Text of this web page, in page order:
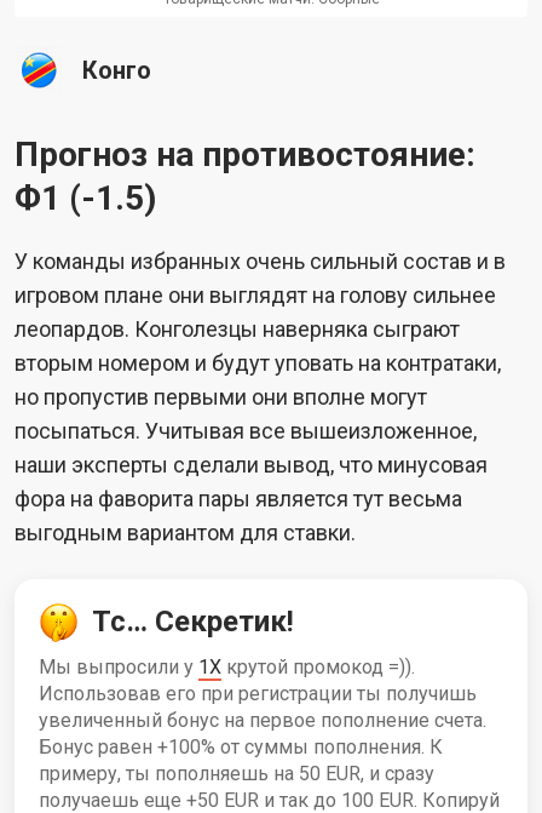
Конго
Прогноз на противостояние:
Ф1 (-1.5)
У команды избранных очень сильный состав и в
игровом плане они выглядят на голову сильнее
леопардов. Конголезцы наверняка сыграют
вторым номером и будут уповать на контратаки,
но пропустив первыми они вполне могут
посыпаться. Учитывая все вышеизложенное,
наши эксперты сделали вывод, что минусовая
фора на фаворита пары является тут весьма
выгодным вариантом для ставки.
Тс… Секретик!
Мы выпросили у 1X крутой промокод =)).
Использовав его при регистрации ты получишь
увеличенный бонус на первое пополнение счета.
Бонус равен +100% от суммы пополнения. К
примеру, ты пополняешь на 50 EUR, и сразу
получаешь еще +50 EUR и так до 100 EUR. Копируй